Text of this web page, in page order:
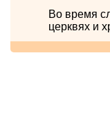
Во время
церквях и